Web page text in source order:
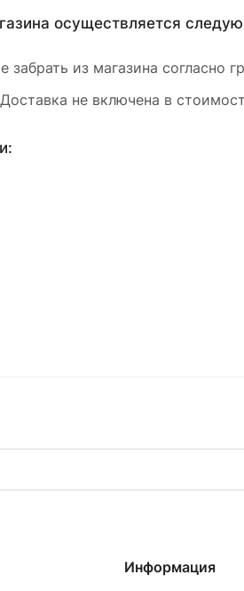
осуществляется
из магазина согласно
не включена в
Информация